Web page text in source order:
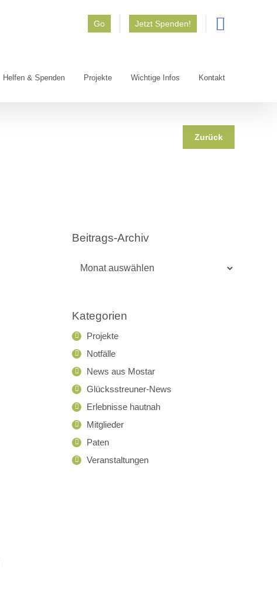
Go Jetzt Spenden!
Helfen & Spenden Projekte Wichtige Infos Kontakt
Zurück
Beitrags-Archiv
Kategorien
Projekte
Notfälle
News aus Mostar
Glücksstreuner-News
Erlebnisse hautnah
Mitglieder
Paten
Veranstaltungen